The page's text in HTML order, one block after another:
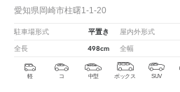
愛知県岡崎市柱曙1-1-20
駐車場形式 平置き 屋内外形式
全長 498cm 全幅
軽 コ 中型 ボックス SUV